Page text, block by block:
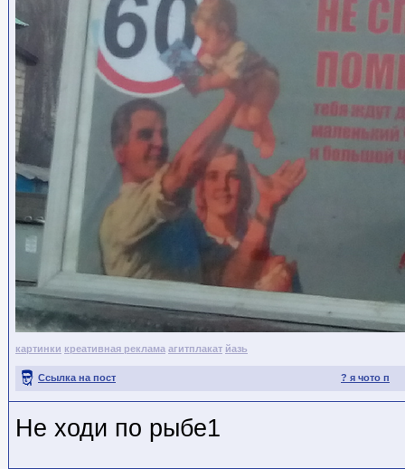
картинки креативная реклама агитплакат йазь
? я чото п
Ссылка на пост
Не ходи по рыбе1